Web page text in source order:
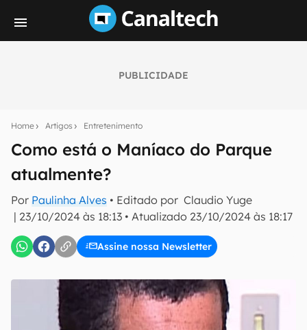
PUBLICIDADE
Home Artigos Entretenimento
Como está o Maníaco do Parque
atualmente?
Por Paulinha Alves • Editado por Claudio Yuge
| 23/10/2024 às 18:13 • Atualizado 23/10/2024 às 18:17
Assine nossa Newsletter
notícias e reviews sobre tecnologia em primeira
E-mail
Uso e Política de Privacidade do Canaltech.